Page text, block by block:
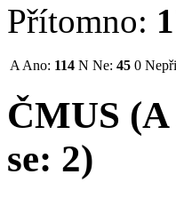
Přítomno:
A Ano: 114 N Ne: 45 0
ČMUS (A
se: 2)